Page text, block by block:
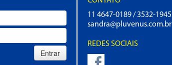
11 4647-0189 / 3532-1945
sandra@pluvenus.com.br
REDES SOCIAIS